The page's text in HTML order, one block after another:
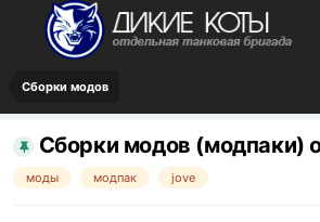
Сборки модов
Сборки модов (модпаки)
моды модпак jove